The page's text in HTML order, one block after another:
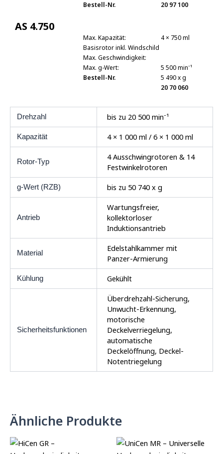
Bestell-Nr.
20 97 100
AS 4.750
Max. Kapazität:
Basisrotor inkl. Windschild
Max. Geschwindigkeit:
Max. g-Wert:
Bestell-Nr.
4 × 750 ml
5 500 min⁻¹
5 490 x g
20 70 060
Drehzahl bis zu 20 500 min⁻¹
Kapazität 4 × 1 000 ml / 6 × 1 000 ml
Rotor-Typ
4 Ausschwingrotoren & 14
Festwinkelrotoren
g-Wert (RZB) bis zu 50 740 x g
Antrieb
Wartungsfreier,
kollektorloser
Induktionsantrieb
Material
Edelstahlkammer mit
Panzer-Armierung
Kühlung Gekühlt
Sicherheitsfunktionen
Überdrehzahl-Sicherung,
Unwucht-Erkennung,
motorische
Deckelverriegelung,
automatische
Deckelöffnung, Deckel-
Notentriegelung
Ähnliche Produkte